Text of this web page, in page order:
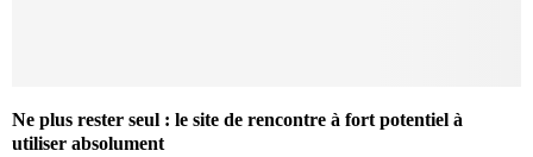
Ne plus rester seul : le site de rencontre à fort potentiel à
utiliser absolument